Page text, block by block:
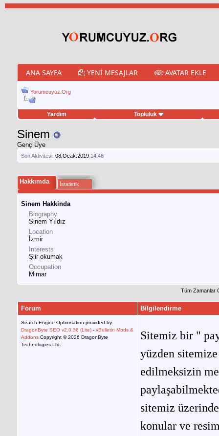
ANA SAYFA YENI MESAJLAR AVATAR EKLE
Yorumcuyuz.Org
Yardım Topluluk
hilesi
Sinem
Genç Üye
Son Aktivitesi: 08.Ocak.2019 14:46
Hakkımda İstatistik
Sinem Hakkinda
Biography
Sinem Yıldız
Location
İzmir
Interests
Şiir okumak
Occupation
Mimar
Tüm Zamanlar
Forum Bilgilendirme
Search Engine Optimisation provided by
DragonByte SEO v2.0.36 (Lite) - vBulletin Mods &
Addons Copyright © 2026 DragonByte
Technologies Ltd.
Sitemiz bir "
yüzden
edilmeksizin
sitemiz
konular ve